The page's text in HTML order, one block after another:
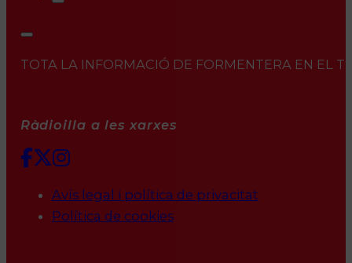
TOTA LA INFORMACIÓ DE FORMENTERA EN EL
Ràdioilla a les xarxes
Avís legal i política de privacitat
Política de cookies